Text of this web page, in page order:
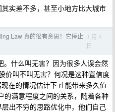
实差不多，甚至小地方比大城市
Law 真的很有意思！它停止 3 月 4
日
什么叫无害？因为很多人误会然
价叫不叫无害？何况是这种置信度
在的情况估计下 rl 能带来多久值
的满意程度之间的关系，随着各种
出不穷的思路优化中，他们自己